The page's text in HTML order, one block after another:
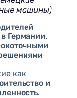
машины)
Германии.
как
и
.